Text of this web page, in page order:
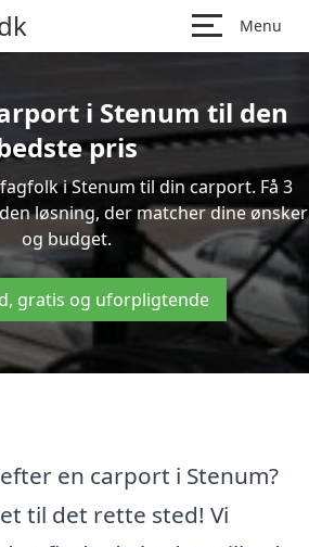
Menu
i Stenum til den
pris
i Stenum til din carport. Få 3
løsning, der matcher dine ønsker
og budget.
gratis og uforpligtende
en carport i Stenum?
til det rette sted! Vi